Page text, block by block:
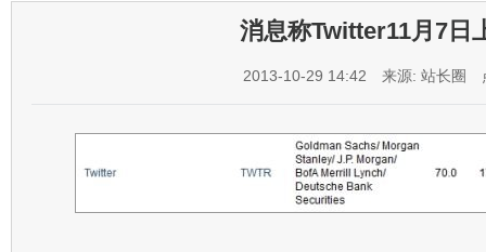
消息称Twitter11月7日
2013-10-29 14:42 来源: 站长圈